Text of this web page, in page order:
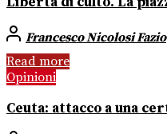
Francesco Nicolosi Fazio
Read more
Opinioni
Ceuta: attacco a una